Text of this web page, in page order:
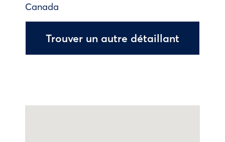
Canada
Trouver un autre détaillant